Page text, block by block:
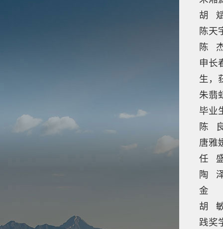
胡
陈天
陈
申长
生，
朱翡
毕业
陈
唐雅
任
陶
金
胡
践奖